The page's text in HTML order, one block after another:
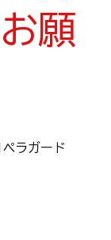
願
ラガード